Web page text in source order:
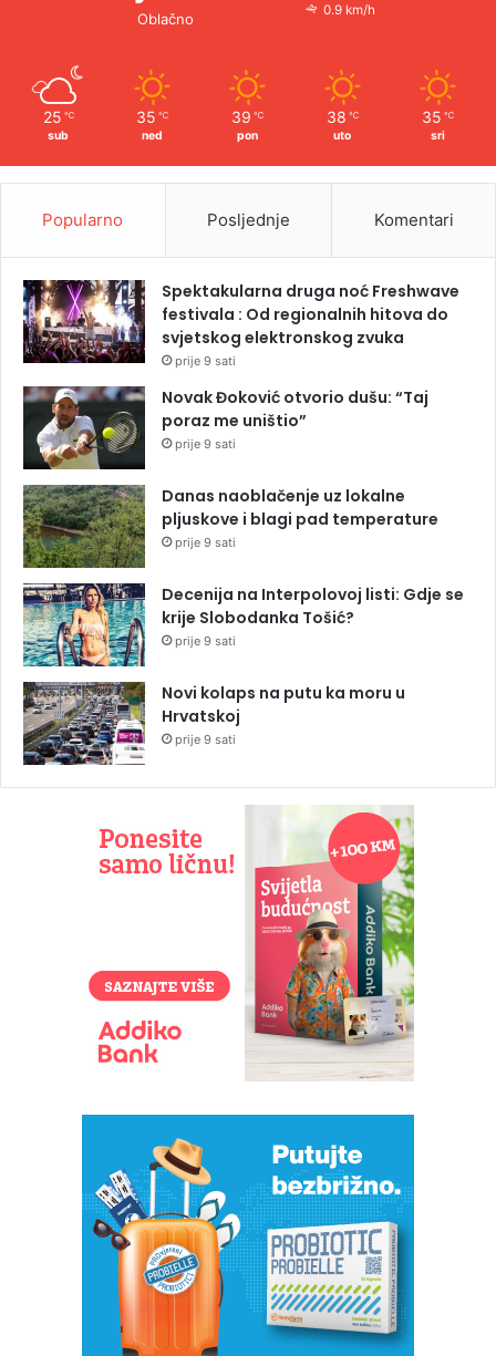
Oblačno
0.9 km/h
25 ℃
sub
35 ℃
ned
39 ℃
pon
38 ℃
uto
35 ℃
sri
Popularno Posljednje Komentari
Spektakularna druga noć Freshwave
festivala : Od regionalnih hitova do
svjetskog elektronskog zvuka
prije 9 sati
Novak Đoković otvorio dušu: “Taj
poraz me uništio”
prije 9 sati
Danas naoblačenje uz lokalne
pljuskove i blagi pad temperature
prije 9 sati
Decenija na Interpolovoj listi: Gdje se
krije Slobodanka Tošić?
prije 9 sati
Novi kolaps na putu ka moru u
Hrvatskoj
prije 9 sati